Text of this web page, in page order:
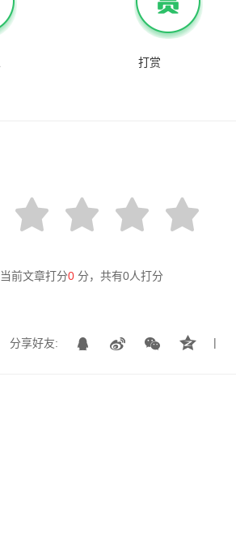
打赏
当前文章打分0 分，共有0人打分
分享好友: |